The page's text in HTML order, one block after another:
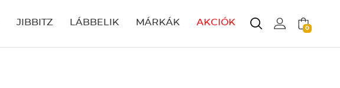
JIBBITZ LÁBBELIK MÁRKÁK AKCIÓK
0